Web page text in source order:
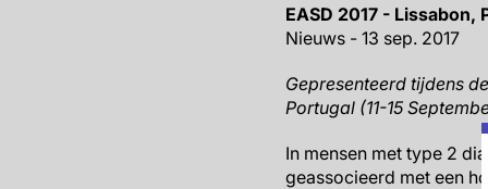
EASD 2017 - Lissabon,
Nieuws - 13 sep. 2017
Gepresenteerd tijdens
Portugal (11-15
In mensen met type 2
geassocieerd met een